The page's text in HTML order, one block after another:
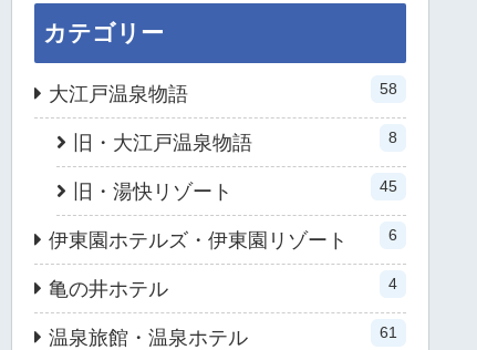
カテゴリー
大江戸温泉物語 58
旧・大江戸温泉物語 8
旧・湯快リゾート 45
伊東園ホテルズ・伊東園リゾート 6
亀の井ホテル 4
温泉旅館・温泉ホテル 61